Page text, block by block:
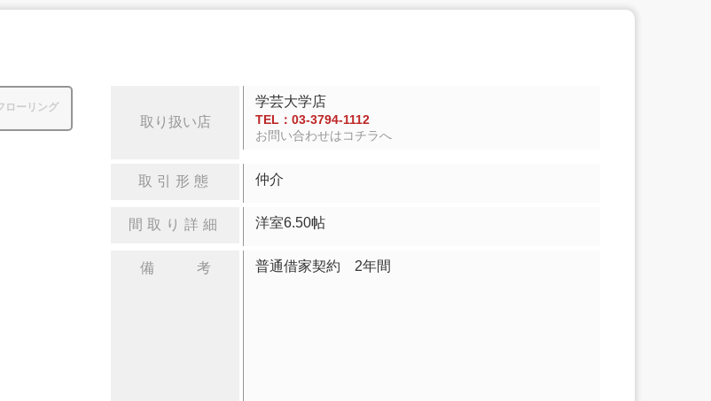
ローリング
取り扱い店
学芸大学店
TEL：03-3794-1112
お問い合わせはコチラへ
取引形態 仲介
間取り詳細 洋室6.50帖
備 考 普通借家契約 2年間